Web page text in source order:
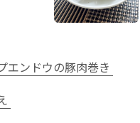
エンドウの豚肉巻き